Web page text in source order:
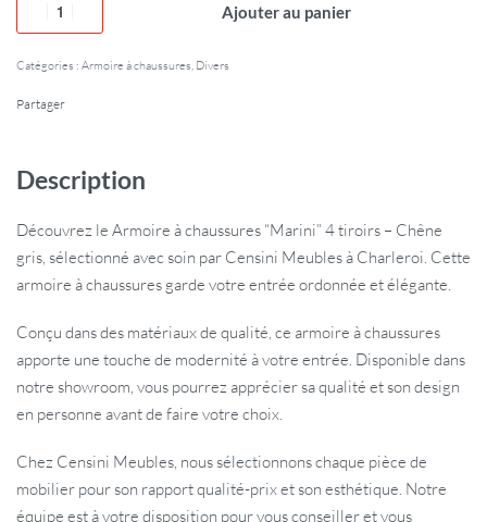
Ajouter au panier
Catégories : Armoire à chaussures Divers
Partager
Description
Découvrez le Armoire à chaussures “Marini” 4 tiroirs – Chêne
gris, sélectionné avec soin par Censini Meubles à Charleroi. Cette
armoire à chaussures garde votre entrée ordonnée et élégante.
Conçu dans des matériaux de qualité, ce armoire à chaussures
apporte une touche de modernité à votre entrée. Disponible dans
notre showroom, vous pourrez apprécier sa qualité et son design
en personne avant de faire votre choix.
Chez Censini Meubles, nous sélectionnons chaque pièce de
mobilier pour son rapport qualité-prix et son esthétique. Notre
équipe est à votre disposition pour vous conseiller et vous